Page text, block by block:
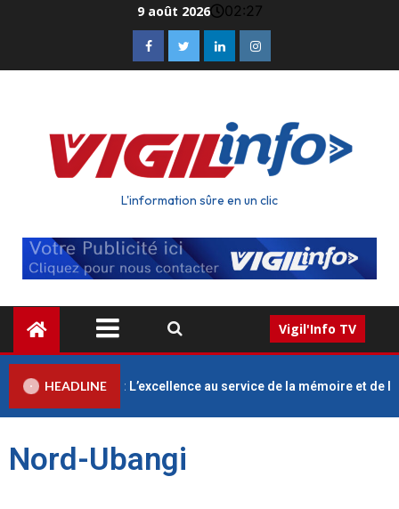
9 août 2026 02:27
L'information sûre en un clic
Vigil'Info TV
HEADLINE
VERT : L’excellence au service de la mémoire et de la dignité
Nord-Ubangi